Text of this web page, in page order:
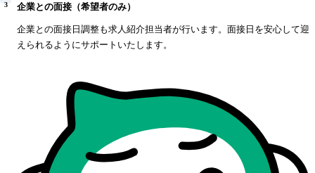
3 企業との面接（希望者のみ）
企業との面接日調整も求人紹介担当者が行います。面接日を安心して迎
えられるようにサポートいたします。